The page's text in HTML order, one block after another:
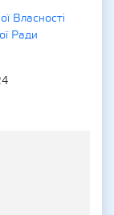
Власності
Ради